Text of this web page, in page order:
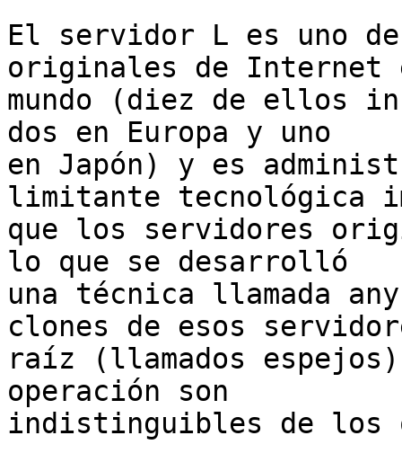
El servidor L es uno
originales de
mundo (diez de ellos
dos en Europa y uno
en Japón) y es
limitante tecnológica
que los servidores
lo que se desarrolló
una técnica llamada
clones de esos
raíz (llamados
operación son
indistinguibles de los